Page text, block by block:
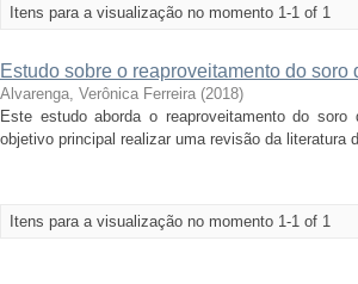
Itens para a visualização no momento 1-1 of 1
Estudo sobre o reaproveitamento do
Alvarenga, Verônica Ferreira (2018)
Este estudo aborda o reaproveitamento do
objetivo principal realizar uma revisão da
Itens para a visualização no momento 1-1 of 1